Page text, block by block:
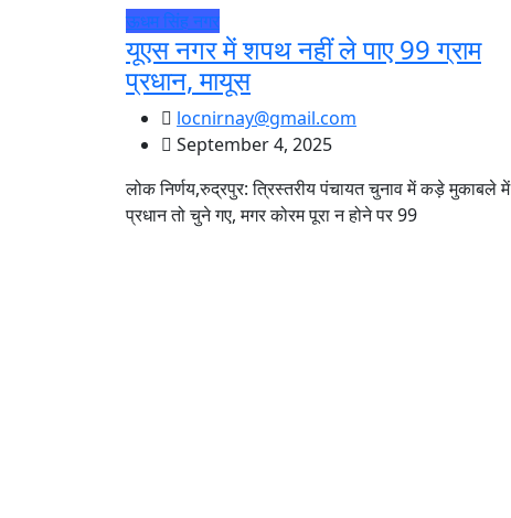
ऊधम सिंह नगर
यूएस नगर में शपथ नहीं ले पाए 99 ग्राम
प्रधान, मायूस
locnirnay@gmail.com
September 4, 2025
लोक निर्णय,रुद्रपुर: त्रिस्तरीय पंचायत चुनाव में कड़े मुकाबले में
प्रधान तो चुने गए, मगर कोरम पूरा न होने पर 99